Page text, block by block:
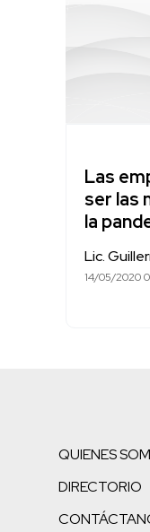
Las
ser las
la
Lic.
14/05/2020
QUIENES
DIRECTORIO